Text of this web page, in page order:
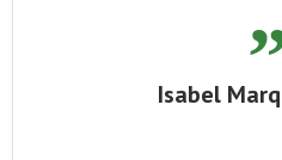
Isabel